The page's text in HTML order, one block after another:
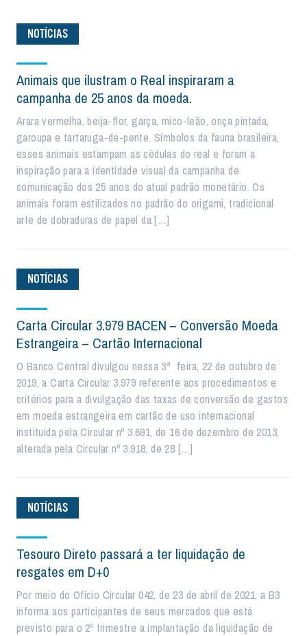
NOTÍCIAS
Animais que ilustram o Real inspiraram a
campanha de 25 anos da moeda.
Arara vermelha, beija-flor, garça, mico-leão, onça pintada,
garoupa e tartaruga-de-pente. Símbolos da fauna brasileira,
esses animais estampam as cédulas do real e foram a
inspiração para a identidade visual da campanha de
comunicação dos 25 anos do atual padrão monetário. Os
animais foram estilizados no padrão do origami, tradicional
arte de dobraduras de papel da […]
NOTÍCIAS
Carta Circular 3.979 BACEN – Conversão Moeda
Estrangeira – Cartão Internacional
O Banco Central divulgou nessa 3ª feira, 22 de outubro de
2019, a Carta Circular 3.979 referente aos procedimentos e
critérios para a divulgação das taxas de conversão de gastos
em moeda estrangeira em cartão de uso internacional
instituída pela Circular nº 3.691, de 16 de dezembro de 2013,
alterada pela Circular nº 3.918, de 28 […]
NOTÍCIAS
Tesouro Direto passará a ter liquidação de
resgates em D+0
Por meio do Ofício Circular 042, de 23 de abril de 2021, a B3
informa aos participantes de seus mercados que está
previsto para o 2º trimestre a implantação da liquidação de